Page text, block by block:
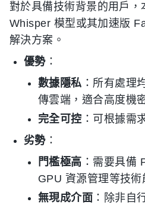
對於具備技術背景的用戶
Whisper 模型或其加速版
解決方案。
優勢：
數據隱私 ：所有處理
傳雲端，適合高度機
完全可控 ：可根據需
劣勢：
門檻極高 ：需要具備
GPU 資源管理等技術
無現成介面 ：除非自